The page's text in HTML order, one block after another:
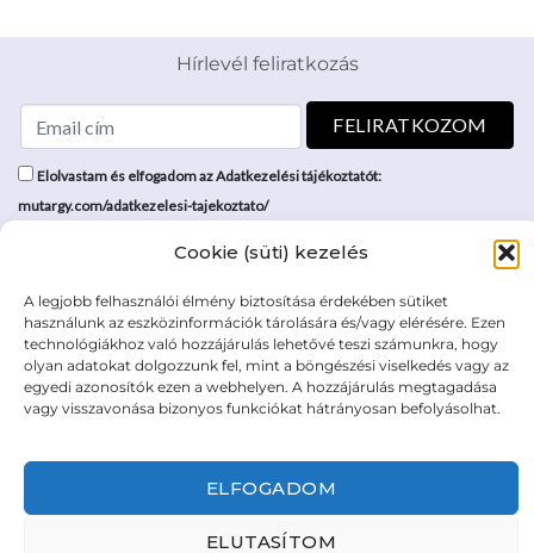
Cookie (süti) kezelés
A legjobb felhasználói élmény biztosítása érdekében sütiket
használunk az eszközinformációk tárolására és/vagy elérésére. Ezen
technológiákhoz való hozzájárulás lehetővé teszi számunkra, hogy
olyan adatokat dolgozzunk fel, mint a böngészési viselkedés vagy az
egyedi azonosítók ezen a webhelyen. A hozzájárulás megtagadása
vagy visszavonása bizonyos funkciókat hátrányosan befolyásolhat.
ELFOGADOM
ELUTASÍTOM
Hírlevél feliratkozás
Elolvastam és elfogadom az Adatkezelési tájékoztatót:
mutargy.com/adatkezelesi-tajekoztato/
Médiaajánlat
Karrier
Kapcsolat
Áraink
ÁSZF
Adatvédelem
Impresszum